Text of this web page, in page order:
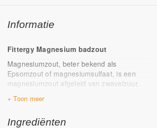
Informatie
Fittergy Magnesium badzout
Magnesiumzout, beter bekend als
Epsomzout of magnesiumsulfaat, is een
magnesiumzout afgeleid van zwavelzuur.
gebruikt voor zowel uiterlijke als innerlijke
kom volledig tot rust met een warm bad
Ingrediënten